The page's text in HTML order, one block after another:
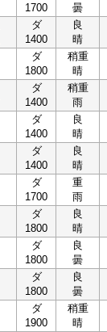
1700
曇
ダ
1400
良
晴
ダ
1800
稍重
晴
ダ
1400
稍重
雨
ダ
1400
良
晴
ダ
1400
良
晴
ダ
1700
重
雨
ダ
1800
良
晴
ダ
1800
良
曇
ダ
1800
良
曇
ダ
1900
稍重
晴